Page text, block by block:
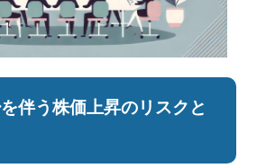
伴う株価上昇のリスクと